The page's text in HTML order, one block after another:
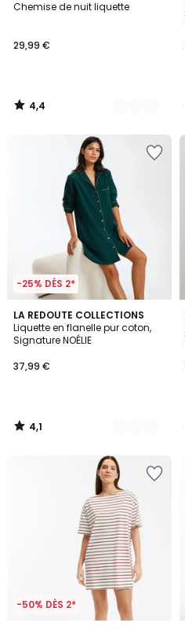
Chemise de nuit liquette
29,99 €
/ 5
Couleurs
4,4
/
-25% DÈS 2*
LA REDOUTE COLLECTIONS
Liquette en flanelle pur coton,
Signature NOÉLIE
37,99 €
4,1
/ 5
2
Couleurs
4,1
/
-50% DÈS 2*